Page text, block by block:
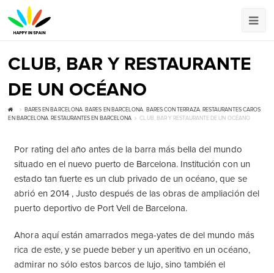
CLUB, BAR Y RESTAURANTE
DE UN OCÉANO
BARES EN BARCELONA, BARES EN BARCELONA, BARES CON TERRAZA, RESTAURANTES CAROS
EN BARCELONA, RESTAURANTES EN BARCELONA CLUB, BAR Y RESTAURANTE DE UN OCÉANO
Por rating del año antes de la barra más bella del mundo
situado en el nuevo puerto de Barcelona. Institución con un
estado tan fuerte es un club privado de un océano, que se
abrió en 2014 , Justo después de las obras de ampliación del
puerto deportivo de Port Vell de Barcelona.
Ahora aquí están amarrados mega-yates de del mundo más
rica de este, y se puede beber y un aperitivo en un océano,
admirar no sólo estos barcos de lujo, sino también el